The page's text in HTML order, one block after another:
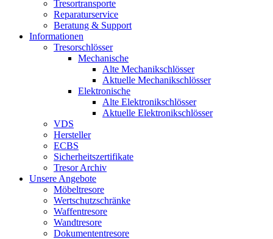
Tresortransporte
Reparaturservice
Beratung & Support
Informationen
Tresorschlösser
Mechanische
Alte Mechanikschlösser
Aktuelle Mechanikschlösser
Elektronische
Alte Elektronikschlösser
Aktuelle Elektronikschlösser
VDS
Hersteller
ECBS
Sicherheitszertifikate
Tresor Archiv
Unsere Angebote
Möbeltresore
Wertschutzschränke
Waffentresore
Wandtresore
Dokumententresore